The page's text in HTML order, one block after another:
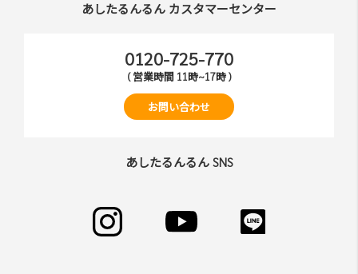
あしたるんるん カスタマーセンター
0120-725-770
( 営業時間 11時~17時 )
お問い合わせ
あしたるんるん SNS